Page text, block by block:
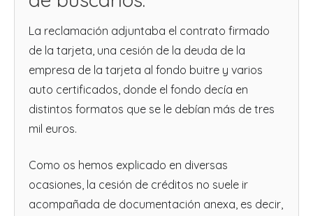
La reclamación adjuntaba el contrato firmado
de la tarjeta, una cesión de la deuda de la
empresa de la tarjeta al fondo buitre y varios
auto certificados, donde el fondo decía en
distintos formatos que se le debían más de tres
mil euros.
Como os hemos explicado en diversas
ocasiones, la cesión de créditos no suele ir
acompañada de documentación anexa, es decir,